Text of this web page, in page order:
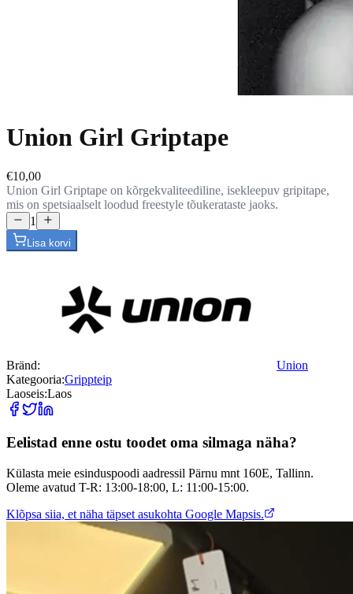
Union Girl Griptape
€10,00
Union Girl Griptape on kõrgekvaliteediline, isekleepuv gripitape,
mis on spetsiaalselt loodud freestyle tõukerataste jaoks.
1
Lisa korvi
Bränd:
Union
Kategooria:Grippteip
Laoseis:Laos
Eelistad enne ostu toodet oma silmaga näha?
Külasta meie esinduspoodi aadressil Pärnu mnt 160E, Tallinn.
Oleme avatud T-R: 13:00-18:00, L: 11:00-15:00.
Klõpsa siia, et näha täpset asukohta Google Mapsis.